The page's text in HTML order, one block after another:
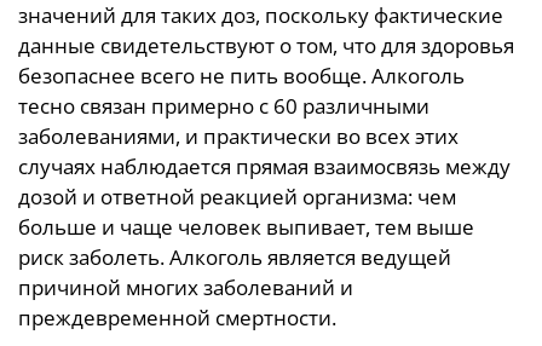
значений для таких доз, поскольку фактические
данные свидетельствуют о том, что для здоровья
безопаснее всего не пить вообще. Алкоголь
тесно связан примерно с 60 различными
заболеваниями, и практически во всех этих
случаях наблюдается прямая взаимосвязь между
дозой и ответной реакцией организма: чем
больше и чаще человек выпивает, тем выше
риск заболеть. Алкоголь является ведущей
причиной многих заболеваний и
преждевременной смертности.